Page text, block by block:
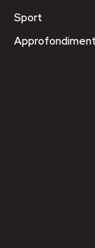
Sport